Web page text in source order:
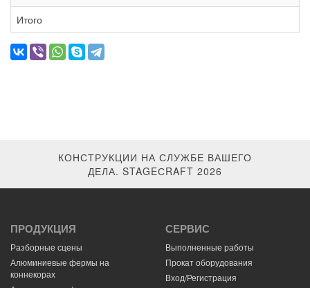
Итого
КОНСТРУКЦИИ НА СЛУЖБЕ ВАШЕГО
ДЕЛА. STAGEСRAFT 2026
ПРОДУКЦИЯ
Разборные сцены
Алюминиевые фермы на
коннекорах
СЕРВИС
Выполненные работы
Прокат оборудования
Вход/Регистрация